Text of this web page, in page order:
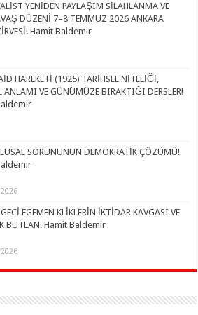
YENİDEN PAYLAŞIM SİLAHLANMA VE
DÜZENİ 7–8 TEMMUZ 2026 ANKARA
Hamit Baldemir
HAREKETİ (1925) TARİHSEL NİTELİĞİ,
ANLAMI VE GÜNÜMÜZE BIRAKTIĞI DERSLER!
SORUNUNUN DEMOKRATİK ÇÖZÜMÜ!
EGEMEN KLİKLERİN İKTİDAR KAVGASI VE
BUTLAN! Hamit Baldemir